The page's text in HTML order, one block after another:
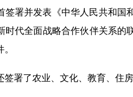
并发表《中华人民共和国
时代全面战略合作伙伴关系的
了农业、文化、教育、住房